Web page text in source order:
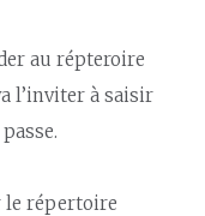
au répteroire
l’inviter à saisir
le répertoire